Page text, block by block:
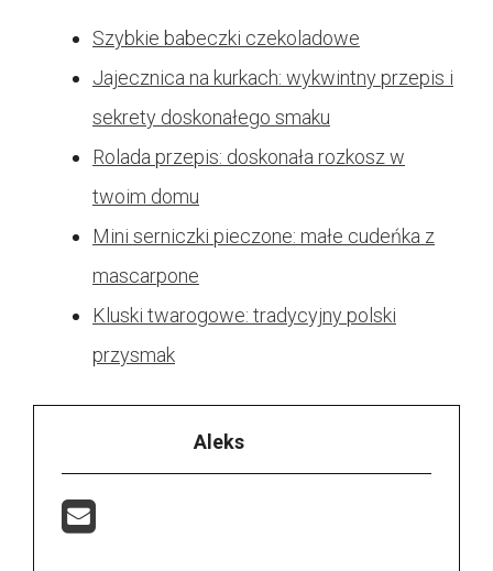
Szybkie babeczki czekoladowe
Jajecznica na kurkach: wykwintny przepis i
sekrety doskonałego smaku
Rolada przepis: doskonała rozkosz w
twoim domu
Mini serniczki pieczone: małe cudeńka z
mascarpone
Kluski twarogowe: tradycyjny polski
przysmak
Aleks